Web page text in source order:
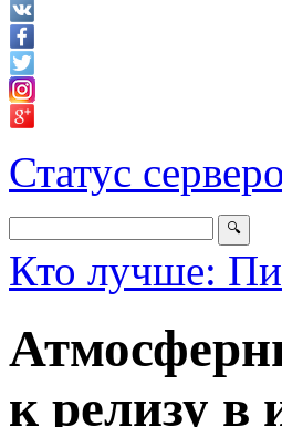
Статус
Кто лучше:
к релизу в